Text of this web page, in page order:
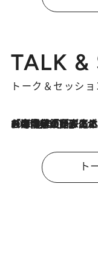
TALK &
トーク＆セッショ
2026.8.3
「今後値上げがあるとすれば…」「リスクがあるのは今年の冬」エネルギー専門家が語る、ホルムズ海峡封鎖が家庭にもたらす“ある心配”
ト